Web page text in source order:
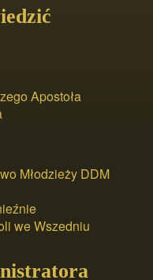
Apostoła
Młodzieży DDM
we Wszedniu